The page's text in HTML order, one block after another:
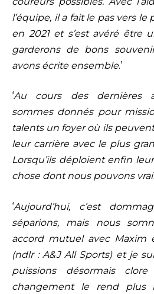
l’équipe, il a fait le pas vers
en 2021 et s’est avéré être
garderons de bons
avons écrite ensemble.’
‘Au cours des dernières
sommes donnés pour
talents un foyer où ils
leur carrière avec le plus
Lorsqu’ils déploient enfin
chose dont nous pouvons
‘Aujourd’hui, c’est
séparions, mais nous
accord mutuel avec Maxim
(ndlr : A&J All Sports) et je
puissions désormais
changement le rend plus